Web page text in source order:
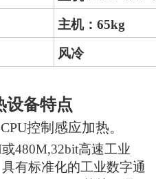
主机：65kg
风冷
设备特点
CPU控制感应加热。
480M,32bit高速工业
有标准化的工业数字通